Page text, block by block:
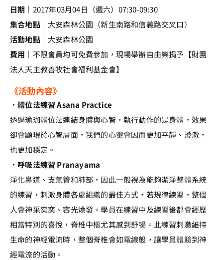
日期 ｜2017年03月04日（週六）07:30-09:30
集合地點｜大安森林公園（新生南路和信義路交叉口）
活動地點｜大安森林公園
費用 ｜不限會員均可免費參加，現場舉辦自由樂捐予【財團
法人天主教善牧社會福利基金會】
《活動內容》
．體位法練習 Asana Practice
透過瑜珈體位法連結身體與心智，執行動作的是身體，效果
卻會顯現於心智層面，我們的心靈會因而更加平靜、澄澈，
也更加穩定。
．呼吸法練習 Pranayama
淨化鼻道、支氣管和肺部，因此一般視為能夠潔淨整體系統
的練習，刺激身體各處組織的最佳方式，若規律練習，整個
人會神采奕奕、容光煥發。學員在練習中及練習後都會經歷
相當特別的喜悅，脊椎中樞尤其感到舒暢。此練習刺激維持
生命的神經電流時，整個脊椎會如電線般，讓學員體驗到神
經電流的活動。